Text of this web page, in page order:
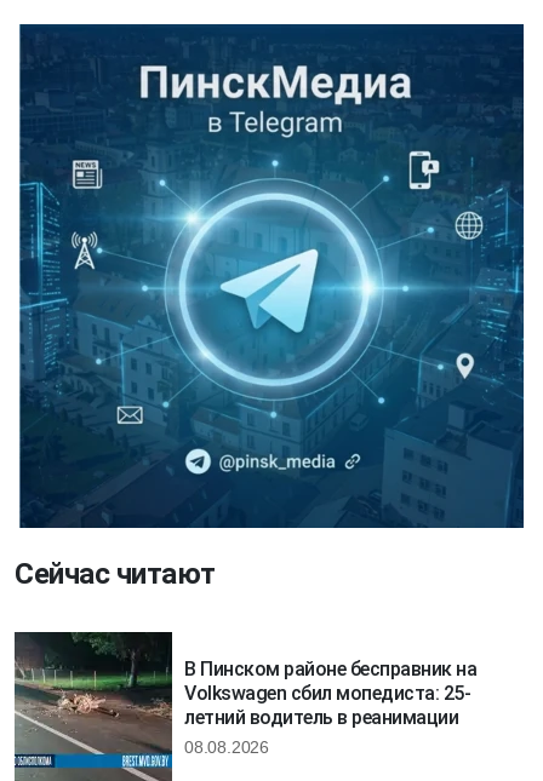
Сейчас читают
В Пинском районе бесправник на
Volkswagen сбил мопедиста: 25-
летний водитель в реанимации
08.08.2026